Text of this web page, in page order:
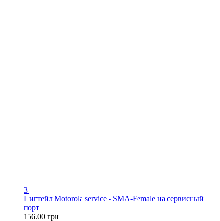
3
Пигтейл Motorola service - SMA-Female на сервисный
порт
156.00 грн